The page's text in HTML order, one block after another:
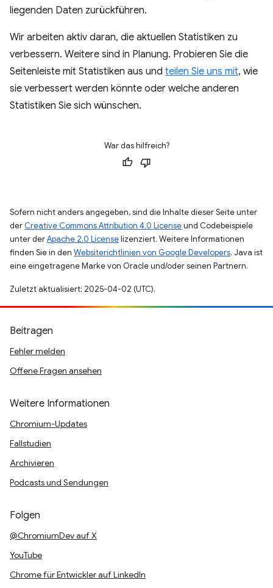
liegenden Daten zurückführen.
Wir arbeiten aktiv daran, die aktuellen Statistiken zu
verbessern. Weitere sind in Planung. Probieren Sie die
Seitenleiste mit Statistiken aus und teilen Sie uns mit, wie
sie verbessert werden könnte oder welche anderen
Statistiken Sie sich wünschen.
War das hilfreich?
Sofern nicht anders angegeben, sind die Inhalte dieser Seite unter
der Creative Commons Attribution 4.0 Licenseund Codebeispiele
unter derApache 2.0 Licenselizenziert. Weitere Informationen
finden Sie in den Websiterichtlinien von Google Developers. Java ist
eine eingetragene Marke von Oracle und/oder seinen Partnern.
Zuletzt aktualisiert: 2025-04-02 (UTC).
Beitragen
Fehler melden
Offene Fragen ansehen
Weitere Informationen
Chromium-Updates
Fallstudien
Archivieren
Podcasts und Sendungen
Folgen
@ChromiumDev auf X
YouTube
Chrome für Entwickler auf LinkedIn